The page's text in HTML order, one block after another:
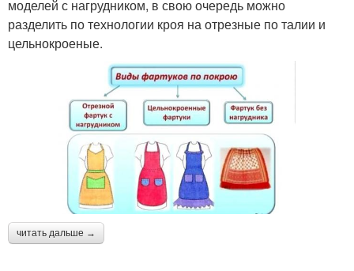
моделей с нагрудником, в свою очередь можно
разделить по технологии кроя на отрезные по талии и
цельнокроеные.
читать дальше →